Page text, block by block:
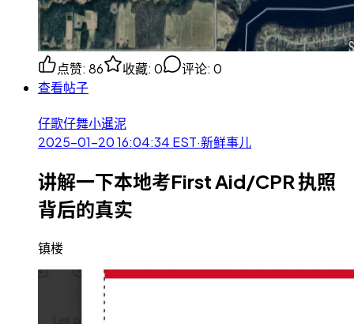
点赞: 86 收藏: 0 评论: 0
查看帖子
仔歌仔舞小暹泥
2025-01-20 16:04:34 EST·新鲜事儿
讲解一下本地考First Aid/CPR 执照
背后的真实
镇楼